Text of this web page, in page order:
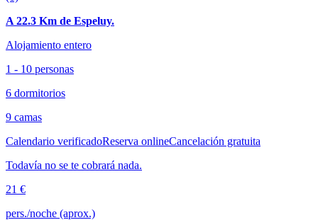
A 22.3 Km de Espeluy.
Alojamiento entero
1 - 10 personas
6 dormitorios
9 camas
Calendario verificadoReserva onlineCancelación gratuita
Todavía no se te cobrará nada.
21 €
pers./noche (aprox.)